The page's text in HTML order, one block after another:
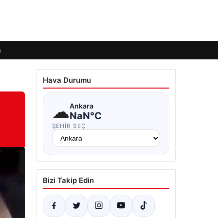
Hava Durumu
☁Ankara
NaN°C
ŞEHIR SEÇ
Bizi Takip Edin